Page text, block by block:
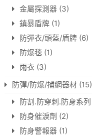
金屬探測器 (3)
鎮暴盾牌 (1)
防彈衣/頭盔/盾牌 (6)
防爆毯 (1)
雨衣 (3)
防彈/防爆/捕網器材 (15)
防割.防穿刺.防身系列
防身催淚劑 (2)
防身警報器 (1)